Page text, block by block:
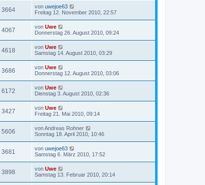
3664 von uwejoe63
Freitag 12. November 2010, 22:57
4067 von Uwe
Donnerstag 26. August 2010, 09:24
4618 von Uwe
Samstag 14. August 2010, 03:29
3686 von Uwe
Donnerstag 12. August 2010, 03:06
6172 von Uwe
Dienstag 3. August 2010, 02:36
3427 von Uwe
Freitag 21. Mai 2010, 09:14
5606 vonAndreas Rohner
Sonntag 18. April 2010, 10:46
3681 von uwejoe63
Samstag 6. März 2010, 17:52
3898 von Uwe
Samstag 13. Februar 2010, 20:14